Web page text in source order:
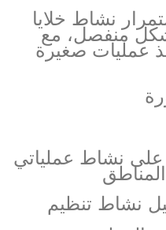
نشاط خلايا
منفصل، مع
عمليات صغيرة
على نشاط عملياتي
نشاط تنظيم